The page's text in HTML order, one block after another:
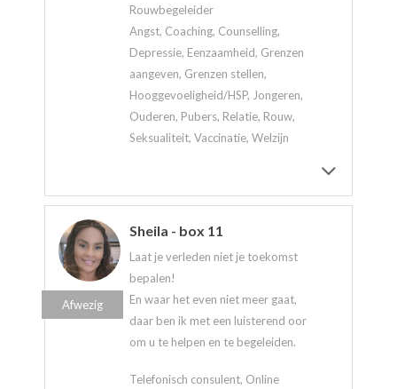
Rouwbegeleider
Angst, Coaching, Counselling,
Depressie, Eenzaamheid, Grenzen
aangeven, Grenzen stellen,
Hooggevoeligheid/HSP, Jongeren,
Ouderen, Pubers, Relatie, Rouw,
Seksualiteit, Vaccinatie, Welzijn
Sheila - box 11
Laat je verleden niet je toekomst
bepalen!
En waar het even niet meer gaat,
daar ben ik met een luisterend oor
om u te helpen en te begeleiden.
Telefonisch consulent, Online
Afwezig